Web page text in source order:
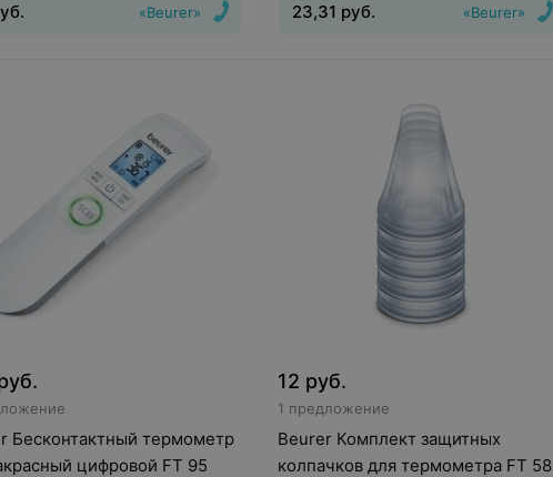
«Beurer» «Beurer»
23,31 руб.
Бесконтактный термометр
цифровой FT 95
12 руб.
1 предложение
Beurer Комплект защитных
колпачков для термометра FT 58